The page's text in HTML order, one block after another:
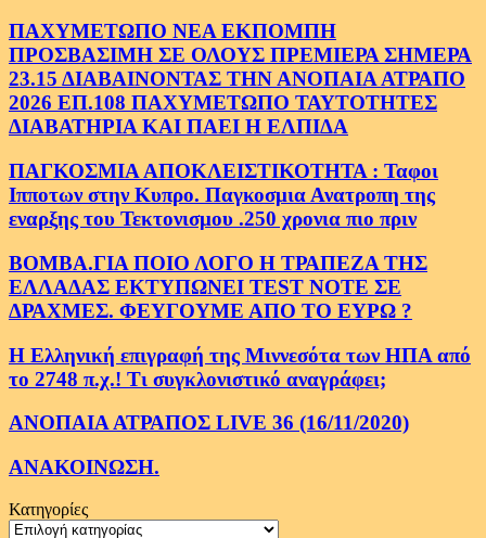
ΠΑΧΥΜΕΤΩΠΟ ΝΕΑ ΕΚΠΟΜΠΗ
ΠΡΟΣΒΑΣΙΜΗ ΣΕ ΟΛΟΥΣ ΠΡΕΜΙΕΡΑ ΣΗΜΕΡΑ
23.15 ΔΙΑΒΑΙΝΟΝΤΑΣ ΤΗΝ ΑΝΟΠΑΙΑ ΑΤΡΑΠΟ
2026 ΕΠ.108 ΠΑΧΥΜΕΤΩΠΟ ΤΑΥΤΟΤΗΤΕΣ
ΔΙΑΒΑΤΗΡΙΑ ΚΑΙ ΠΑΕΙ Η ΕΛΠΙΔΑ
ΠΑΓΚΟΣΜΙΑ ΑΠΟΚΛΕΙΣΤΙΚΟΤΗΤΑ : Ταφοι
Ιπποτων στην Κυπρο. Παγκοσμια Ανατροπη της
εναρξης του Τεκτονισμου .250 χρονια πιο πριν
ΒΟΜΒΑ.ΓΙΑ ΠΟΙΟ ΛΟΓΟ Η ΤΡΑΠΕΖΑ ΤΗΣ
ΕΛΛΑΔΑΣ ΕΚΤΥΠΩΝΕΙ TEST NOTE ΣΕ
ΔΡΑΧΜΕΣ. ΦΕΥΓΟΥΜΕ ΑΠΟ ΤΟ ΕΥΡΩ ?
Η Ελληνική επιγραφή της Μιννεσότα των ΗΠΑ από
το 2748 π.χ.! Τι συγκλονιστικό αναγράφει;
ΑΝΟΠΑΙΑ ΑΤΡΑΠΟΣ LIVE 36 (16/11/2020)
ΑΝΑΚΟΙΝΩΣΗ.
Κατηγορίες
Κατηγορίες